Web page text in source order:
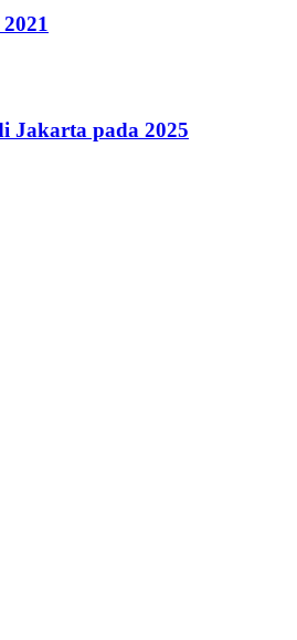
Jakarta pada 2025